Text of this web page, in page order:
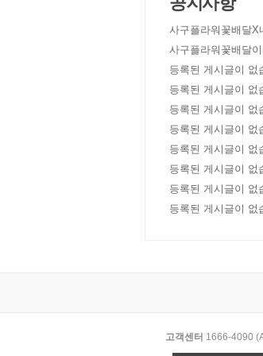
사구플라워꽃배달X
사구플라워꽃배달
다!
등록된 게시글이 없
등록된 게시글이 없
등록된 게시글이 없
등록된 게시글이 없
등록된 게시글이 없
등록된 게시글이 없
등록된 게시글이 없
등록된 게시글이 없
고객센터 1666-4090